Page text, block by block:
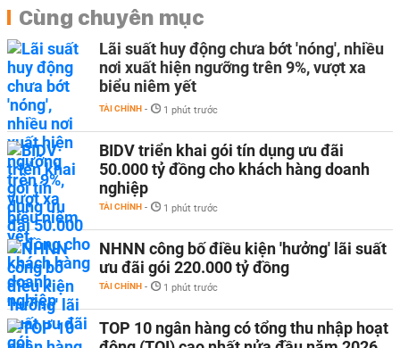
Cùng chuyên mục
Lãi suất huy động chưa bớt 'nóng', nhiều
nơi xuất hiện ngưỡng trên 9%, vượt xa
biểu niêm yết
TÀI CHÍNH - 1 phút trước
BIDV triển khai gói tín dụng ưu đãi
50.000 tỷ đồng cho khách hàng doanh
nghiệp
TÀI CHÍNH - 1 phút trước
NHNN công bố điều kiện 'hưởng' lãi suất
ưu đãi gói 220.000 tỷ đồng
TÀI CHÍNH - 1 phút trước
TOP 10 ngân hàng có tổng thu nhập hoạt